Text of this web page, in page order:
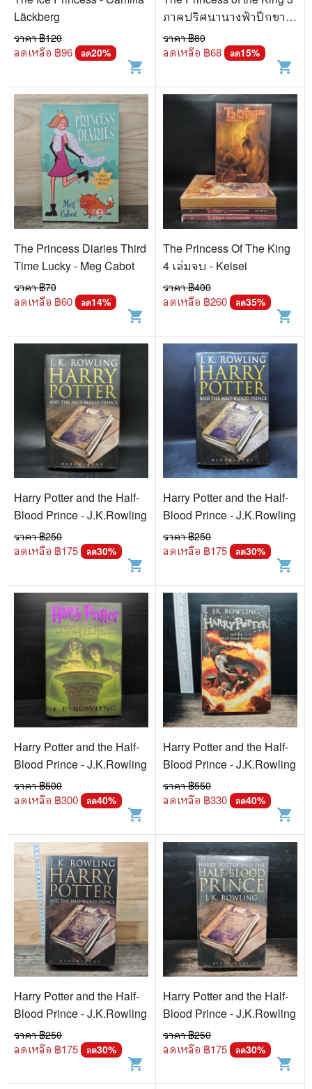
Läckberg
ราคา ฿120
ลดเหลือ ฿96 ลด20%
shopping_cart
ภาคปริศนานางฟ้าปีกขาว -
Keisei
ราคา ฿80
ลดเหลือ ฿68 ลด15%
shopping_cart
The Princess Diaries Third
Time Lucky - Meg Cabot
ราคา ฿70
ลดเหลือ ฿60 ลด14%
shopping_cart
The Princess Of The King
4 เล่มจบ - Keisei
ราคา ฿400
ลดเหลือ ฿260 ลด35%
shopping_cart
Harry Potter and the Half-
Blood Prince - J.K.Rowling
ราคา ฿250
ลดเหลือ ฿175 ลด30%
shopping_cart
Harry Potter and the Half-
Blood Prince - J.K.Rowling
ราคา ฿250
ลดเหลือ ฿175 ลด30%
shopping_cart
Harry Potter and the Half-
Blood Prince - J.K.Rowling
ราคา ฿500
ลดเหลือ ฿300 ลด40%
shopping_cart
Harry Potter and the Half-
Blood Prince - J.K.Rowling
ราคา ฿550
ลดเหลือ ฿330 ลด40%
shopping_cart
Harry Potter and the Half-
Blood Prince - J.K.Rowling
ราคา ฿250
ลดเหลือ ฿175 ลด30%
shopping_cart
Harry Potter and the Half-
Blood Prince - J.K.Rowling
ราคา ฿250
ลดเหลือ ฿175 ลด30%
shopping_cart